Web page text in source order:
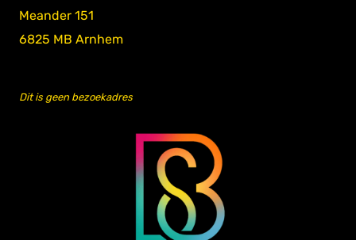
Meander 151
6825 MB Arnhem
Dit is geen bezoekadres